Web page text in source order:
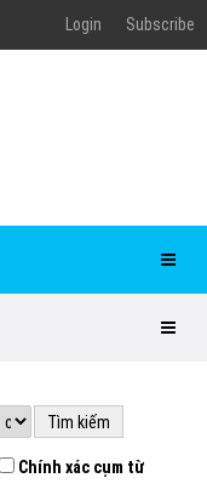
Login Subscribe
Chính xác cụm từ